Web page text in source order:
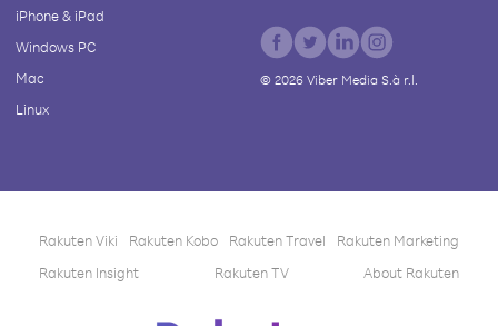
iPhone & iPad
Windows PC
Mac
Linux
© 2026Viber Media S.à r.l.
Rakuten Viki Rakuten Kobo Rakuten Travel
Rakuten Marketing
Rakuten Insight
Rakuten TV About Rakuten